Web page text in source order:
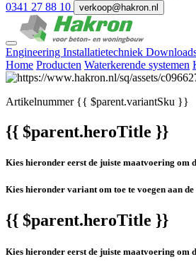
0341 27 88 10
verkoop@hakron.nl
Engineering Installatietechniek
Home Producten Waterkerende systemen
Artikelnummer{{ $parent.variantSku }}
{{ $parent.heroTitle }}
Kies hieronder eerst de juiste maatvoering om
Kies hieronder variant om toe te voegen aan
{{ $parent.heroTitle }}
Kies hieronder eerst de juiste maatvoering om